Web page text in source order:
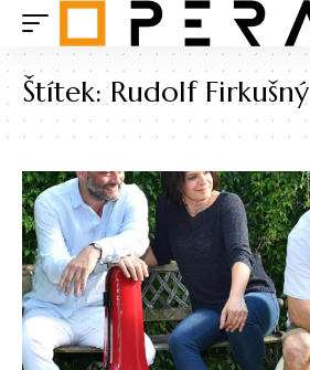
Štítek:Rudolf Firkušný